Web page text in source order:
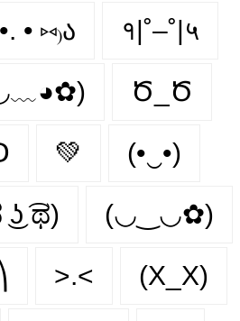
• ⑅₎ა १|˚–˚|५
Ծ_Ծ
💚 (•‿•)
͜ʖ ͡ಥ) (◡‿◡✿)
>.< (X_X)